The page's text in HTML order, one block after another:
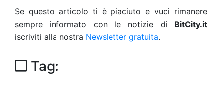
Se questo articolo ti è piaciuto e vuoi rimanere
sempre informato con le notizie di BitCity.it
iscriviti alla nostra Newsletter gratuita.
Tag: